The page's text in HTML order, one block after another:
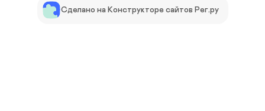
Сделано на Конструкторе сайтов Рег.ру